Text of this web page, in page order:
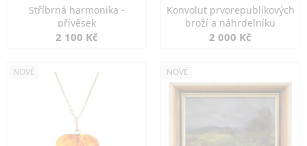
Stříbrná harmonika -
přívěsek
2 100 Kč
Konvolut prvorepublikových
broží a náhrdelníku
2 000 Kč
NOVÉ NOVÉ